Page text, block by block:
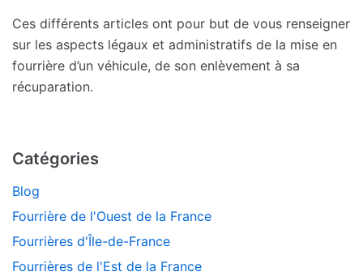
Ces différents articles ont pour but de vous renseigner
sur les aspects légaux et administratifs de la mise en
fourrière d’un véhicule, de son enlèvement à sa
récuparation.
Catégories
Blog
Fourrière de l'Ouest de la France
Fourrières d'Île-de-France
Fourrières de l'Est de la France